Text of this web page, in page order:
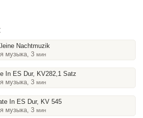
Nachtmuzik
музыка, 3мин
In ES Dur, KV282,1 Satz
музыка, 3мин
In ES Dur, KV 545
музыка, 3мин